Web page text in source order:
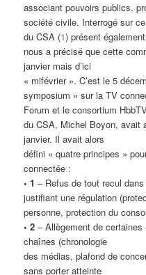
associant pouvoirs publics,
société civile. Interrogé sur
du CSA (1) présent
nous a précisé que cette
janvier mais d’ici
« mifévrier ». C’est le 5
symposium » sur la TV
Forum et le consortium
du CSA, Michel Boyon, avait
janvier. Il avait alors
défini « quatre principes »
connectée :
• 1 – Refus de tout recul
justifiant une régulation
personne, protection du
• 2 – Allègement de
chaînes (chronologie
des médias, plafond de
sans porter atteinte